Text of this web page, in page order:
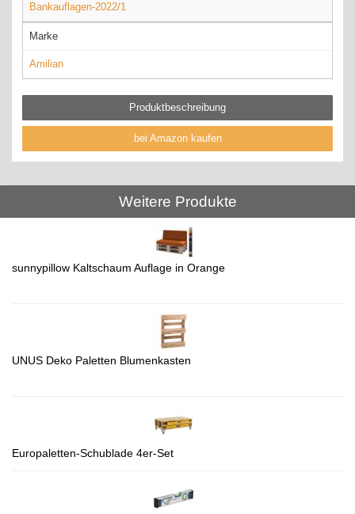
Bankauflagen-2022/1
Marke
Amilian
Produktbeschreibung
bei Amazon kaufen
Weitere Produkte
sunnypillow Kaltschaum Auflage in Orange
UNUS Deko Paletten Blumenkasten
Europaletten-Schublade 4er-Set